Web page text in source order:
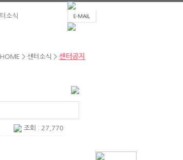
HOME > 센터소식 > 센터공지
조회 : 27,770